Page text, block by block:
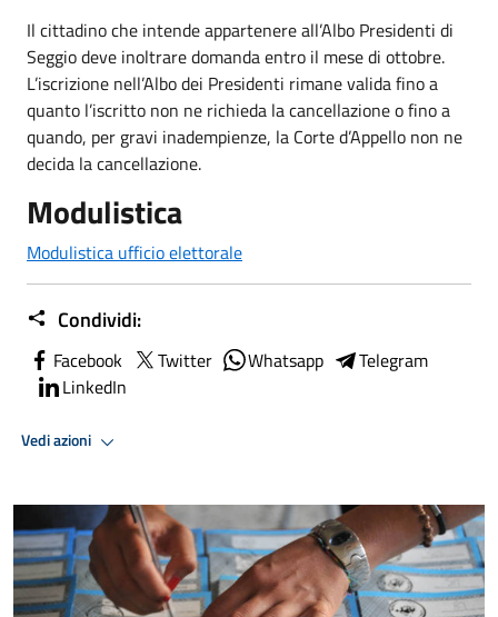
Il cittadino che intende appartenere all’Albo Presidenti di
Seggio deve inoltrare domanda entro il mese di ottobre.
L’iscrizione nell’Albo dei Presidenti rimane valida fino a
quanto l’iscritto non ne richieda la cancellazione o fino a
quando, per gravi inadempienze, la Corte d’Appello non ne
decida la cancellazione.
Modulistica
Modulistica ufficio elettorale
Condividi:
Facebook Twitter Whatsapp
Telegram
LinkedIn
Vedi azioni